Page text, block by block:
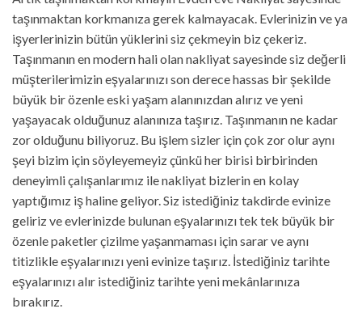
taşınmaktan korkmanıza gerek kalmayacak. Evlerinizin ve ya
işyerlerinizin bütün yüklerini siz çekmeyin biz çekeriz.
Taşınmanın en modern hali olan nakliyat sayesinde siz değerli
müşterilerimizin eşyalarınızı son derece hassas bir şekilde
büyük bir özenle eski yaşam alanınızdan alırız ve yeni
yaşayacak olduğunuz alanınıza taşırız. Taşınmanın ne kadar
zor olduğunu biliyoruz. Bu işlem sizler için çok zor olur aynı
şeyi bizim için söyleyemeyiz çünkü her birisi birbirinden
deneyimli çalışanlarımız ile nakliyat bizlerin en kolay
yaptığımız iş haline geliyor. Siz istediğiniz takdirde evinize
geliriz ve evlerinizde bulunan eşyalarınızı tek tek büyük bir
özenle paketler çizilme yaşanmaması için sarar ve aynı
titizlikle eşyalarınızı yeni evinize taşırız. İstediğiniz tarihte
eşyalarınızı alır istediğiniz tarihte yeni mekânlarınıza
bırakırız.